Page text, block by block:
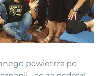
powietrza po